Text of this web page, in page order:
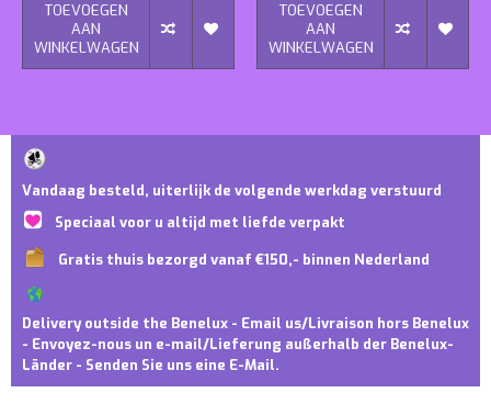
TOEVOEGEN
AAN
WINKELWAGEN
TOEVOEGEN
AAN
WINKELWAGEN
Vandaag besteld, uiterlijk de volgende werkdag verstuurd
Speciaal voor u altijd met liefde verpakt
Gratis thuis bezorgd vanaf €150,- binnen Nederland
Delivery outside the Benelux - Email us/Livraison hors Benelux
- Envoyez-nous un e-mail/Lieferung außerhalb der Benelux-
Länder - Senden Sie uns eine E-Mail.